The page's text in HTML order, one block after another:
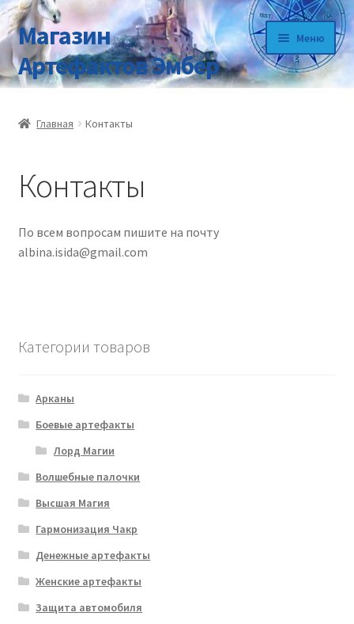
Перейти
к
навигации
Перейти
к
содержимому
Магазин
Артефактов Эмбер
Меню
Главная
Доставка
Контакты
Корзина
Оплата
Отзывы
Оформление заказа
Главная Контакты
Контакты
По всем вопросам пишите на почту
albina.isida@gmail.com
Категории товаров
Арканы
Боевые артефакты
Лорд Магии
Волшебные палочки
Высшая Магия
Гармонизация Чакр
Денежные артефакты
Женские артефакты
Защита автомобиля